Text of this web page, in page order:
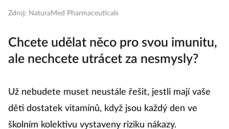
Zdroj: NaturaMed Pharmaceuticals
Chcete udělat něco pro svou imunitu,
ale nechcete utrácet za nesmysly?
Už nebudete muset neustále řešit, jestli mají vaše
děti dostatek vitamínů, když jsou každý den ve
školním kolektivu vystaveny riziku nákazy.